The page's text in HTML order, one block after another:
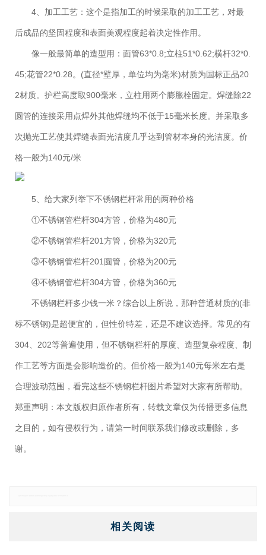
4、加工工艺：这个是指加工的时候采取的加工工艺，对最
后成品的坚固程度和表面美观程度起着决定性作用。
像一般最简单的造型用：面管63*0.8;立柱51*0.62;横杆32*0.
45;花管22*0.28。(直径*壁厚，单位均为毫米)材质为国标正品20
2材质。护栏高度取900毫米，立柱用两个膨胀栓固定。焊缝除22
圆管的连接采用点焊外其他焊缝均不低于15毫米长度。并采取多
次抛光工艺使其焊缝表面光洁度几乎达到管材本身的光洁度。价
格一般为140元/米
5、给大家列举下不锈钢栏杆常用的两种价格
①不锈钢管栏杆304方管，价格为480元
②不锈钢管栏杆201方管，价格为320元
③不锈钢管栏杆201圆管，价格为200元
④不锈钢管栏杆304方管，价格为360元
不锈钢栏杆多少钱一米？综合以上所说，那种普通材质的(非
标不锈钢)是超便宜的，但性价特差，还是不建议选择。常见的有
304、202等普遍使用，但不锈钢栏杆的厚度、造型复杂程度、制
作工艺等方面是会影响造价的。但价格一般为140元每米左右是
合理波动范围，看完这些不锈钢栏杆图片希望对大家有所帮助。
郑重声明：本文版权归原作者所有，转载文章仅为传播更多信息
之目的，如有侵权行为，请第一时间联系我们修改或删除，多
谢。
相关阅读